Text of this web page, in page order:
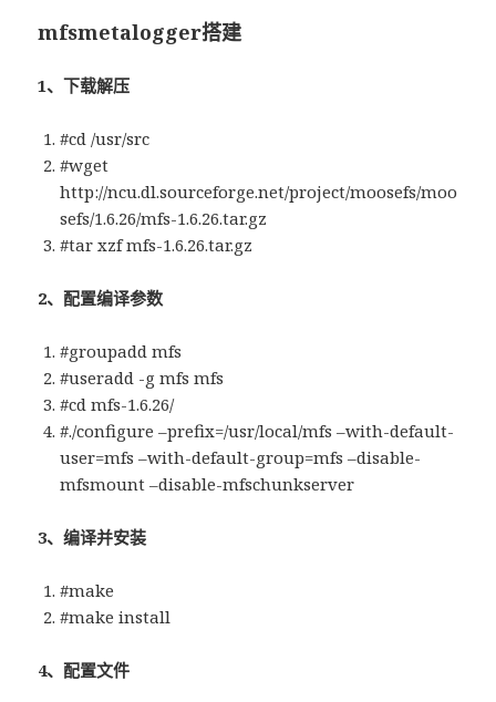
mfsmetalogger搭建
1、下载解压
#cd /usr/src
#wget
http://ncu.dl.sourceforge.net/project/moosefs/moo
sefs/1.6.26/mfs-1.6.26.tar.gz
#tar xzf mfs-1.6.26.tar.gz
2、配置编译参数
#groupadd mfs
#useradd -g mfs mfs
#cd mfs-1.6.26/
#./configure –prefix=/usr/local/mfs –with-default-
user=mfs –with-default-group=mfs –disable-
mfsmount –disable-mfschunkserver
3、编译并安装
#make
#make install
4、配置文件